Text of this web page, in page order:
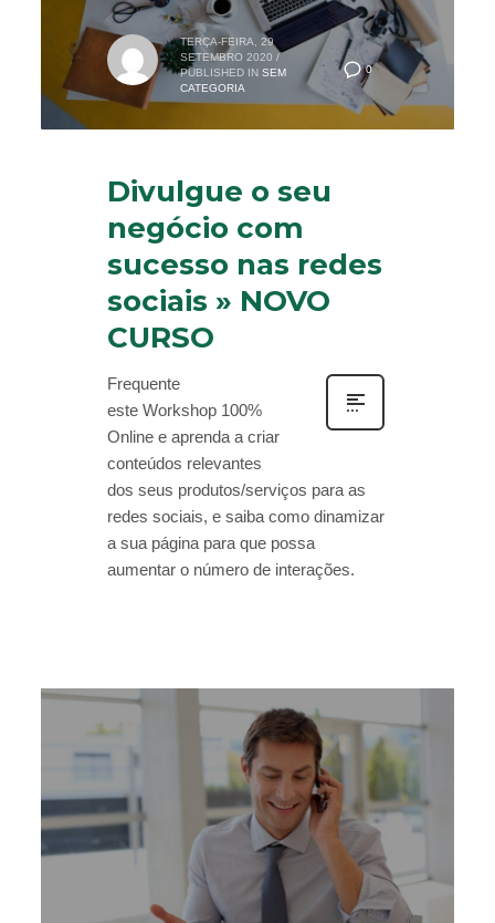
0
TERÇA-FEIRA, 29
SETEMBRO 2020 /
PUBLISHED IN SEM
CATEGORIA
Divulgue o seu
negócio com
sucesso nas redes
sociais » NOVO
CURSO
Frequente
este Workshop 100%
Online e aprenda a criar
conteúdos relevantes
dos seus produtos/serviços para as
redes sociais, e saiba como dinamizar
a sua página para que possa
aumentar o número de interações.